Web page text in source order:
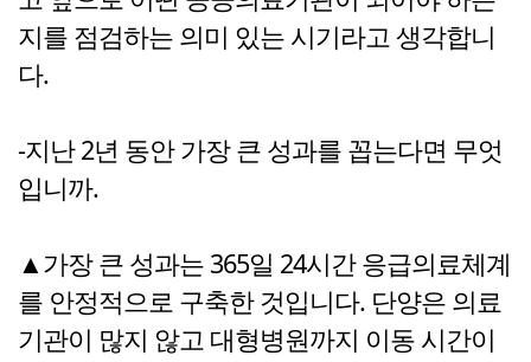
지를 점검하는 의미 있는 시기라고 생각합니
다.
-지난 2년 동안 가장 큰 성과를 꼽는다면 무엇
입니까.
▲가장 큰 성과는 365일 24시간 응급의료체계
를 안정적으로 구축한 것입니다. 단양은 의료
기관이 많지 않고 대형병원까지 이동 시간이